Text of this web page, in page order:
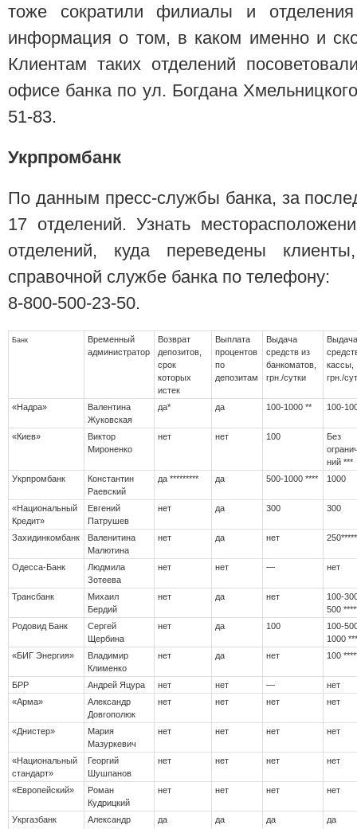
тоже сократили филиалы и
информация о том, в каком именно и
Клиентам таких отделений
офисе банка по ул. Богдана
51-83.
Укрпромбанк
По данным пресс-службы банка, за
17 отделений. Узнать
отделений, куда переведены
справочной службе банка по телефону:
8-800-500-23-50.
Банк
Временный
администратор
Возврат
депозитов,
срок
которых
истек
Выплата
процентов
по
депозитам
Выдача
средств из
банкоматов,
грн./сутки
кассы,
грн./
«Надра»
Валентина
Жуковская
да* да 100-1000 ** 100-
«Киев»
Виктор
Мироненко
нет нет 100
Без
ний ***
Укрпромбанк
Константин
Раевский
да ********* да 500-1000 **** 1000
«Национальный
Кредит»
Евгений
Патрушев
нет да 300 300
Захидинкомбанк
Валенитина
Малютина
нет да нет 250*****
Одесса-Банк
Людмила
Зотеева
нет нет — нет
Трансбанк
Михаил
Бердий
нет да нет
100-
500
Родовид Банк
Сергей
Щербина
нет да 100
100-
1000
«БИГ Энергия»
Владимир
Клименко
нет да нет 100
БРР Андрей Яцура нет нет —
нет
«Арма»
Александр
Довгополюк
нет нет нет нет
«Днистер»
Мария
Мазуркевич
нет нет нет нет
«Национальный
стандарт»
Георгий
Шушпанов
нет нет нет нет
«Европейский»
Роман
Кудрицкий
нет нет нет нет
Укргазбанк
Александр
да да да да